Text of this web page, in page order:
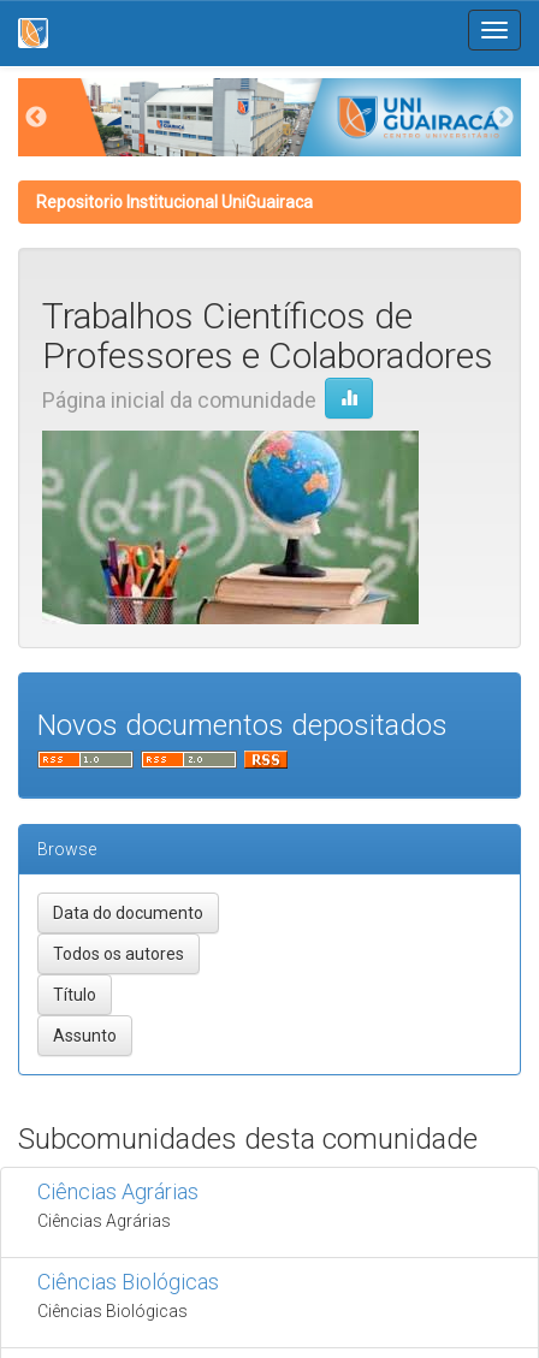
navigation
Repositorio Institucional UniGuairaca
Trabalhos Científicos de
Professores e Colaboradores
Página inicial da comunidade
Novos documentos depositados
Browse
Subcomunidades desta comunidade
Ciências Agrárias
Ciências Agrárias
Ciências Biológicas
Ciências Biológicas